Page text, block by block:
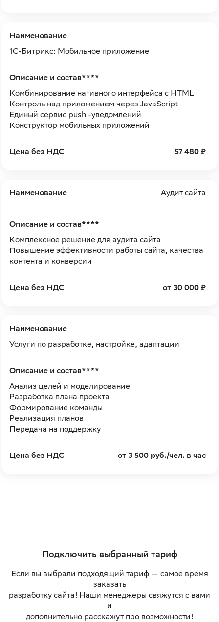
Наименование
1С-Битрикс: Мобильное приложение
Описание и состав****
Комбинирование нативного интерфейса с HTML
Контроль над приложением через JavaScript
Единый сервис push -уведомлений
Конструктор мобильных приложений
Цена без НДС 57 480 ₽
Наименование Аудит сайта
Описание и состав****
Комплексное решение для аудита сайта
Повышение эффективности работы сайта, качества
контента и конверсии
Цена без НДС от 30 000 ₽
Наименование
Услуги по разработке, настройке, адаптации
Описание и состав****
Анализ целей и моделирование
Разработка плана проекта
Формирование команды
Реализация планов
Передача на поддержку
Цена без НДС от 3 500 руб./чел. в час
Подключить выбранный тариф
Если вы выбрали подходящий тариф — самое время
заказать
разработку сайта! Наши менеджеры свяжутся с вами
и
дополнительно расскажут про возможности!